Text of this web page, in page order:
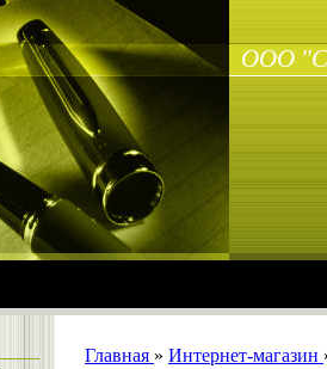
ООО
Главная » Интернет-магазин